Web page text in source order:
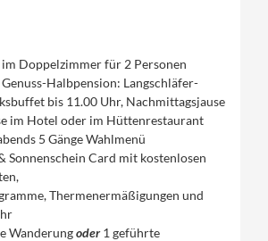
Doppelzimmer für 2 Personen
Halbpension: Langschläfer-
bis 11.00 Uhr, Nachmittagsjause
im Hotel oder im Hüttenrestaurant
5 Gänge Wahlmenü
Sonnenschein Card mit kostenlosen
Thermenermäßigungen und
Wanderungoder1 geführte